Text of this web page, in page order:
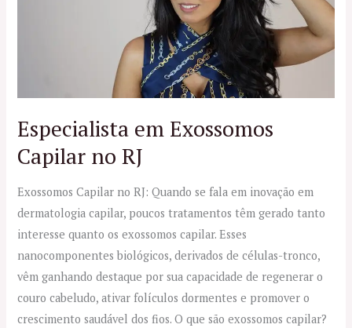
Especialista em Exossomos
Capilar no RJ
Exossomos Capilar no RJ: Quando se fala em inovação em
dermatologia capilar, poucos tratamentos têm gerado tanto
interesse quanto os exossomos capilar. Esses
nanocomponentes biológicos, derivados de células-tronco,
vêm ganhando destaque por sua capacidade de regenerar o
couro cabeludo, ativar folículos dormentes e promover o
crescimento saudável dos fios. O que são exossomos capilar?